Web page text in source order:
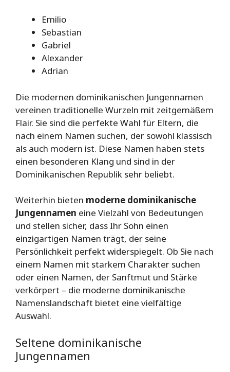
Emilio
Sebastian
Gabriel
Alexander
Adrian
Die modernen dominikanischen Jungennamen
vereinen traditionelle Wurzeln mit zeitgemäßem
Flair. Sie sind die perfekte Wahl für Eltern, die
nach einem Namen suchen, der sowohl klassisch
als auch modern ist. Diese Namen haben stets
einen besonderen Klang und sind in der
Dominikanischen Republik sehr beliebt.
Weiterhin bieten moderne dominikanische
Jungennamen eine Vielzahl von Bedeutungen
und stellen sicher, dass Ihr Sohn einen
einzigartigen Namen trägt, der seine
Persönlichkeit perfekt widerspiegelt. Ob Sie nach
einem Namen mit starkem Charakter suchen
oder einen Namen, der Sanftmut und Stärke
verkörpert – die moderne dominikanische
Namenslandschaft bietet eine vielfältige
Auswahl.
Seltene dominikanische
Jungennamen